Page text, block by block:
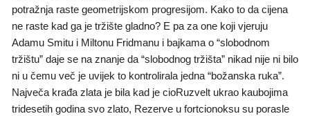
potražnja raste geometrijskom progresijom. Kako to da cijena
ne raste kad ga je tržište gladno? E pa za one koji vjeruju
Adamu Smitu i Miltonu Fridmanu i bajkama o “slobodnom
tržištu” daje se na znanje da “slobodnog tržišta” nikad nije ni bilo
ni u čemu več je uvijek to kontrolirala jedna “božanska ruka”.
Največa krađa zlata je bila kad je cioRuzvelt ukrao kaubojima
tridesetih godina svo zlato, Rezerve u fortcionoksu su porasle